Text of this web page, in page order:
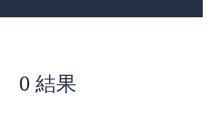
0 結果